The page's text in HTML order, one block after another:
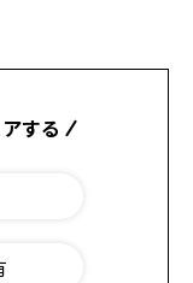
する